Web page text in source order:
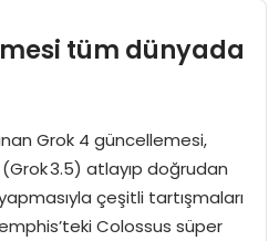
tüm dünyada
Grok 4 güncellemesi,
3.5) atlayıp doğrudan
çeşitli tartışmaları
Colossus süper